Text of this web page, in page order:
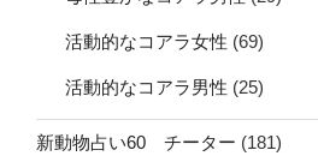
活動的なコアラ女性 (69)
活動的なコアラ男性 (25)
新動物占い60 チーター (181)